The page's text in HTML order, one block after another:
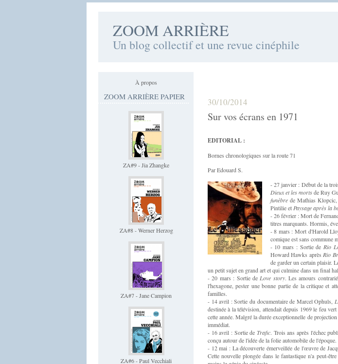
ZOOM ARRIÈRE
Un blog collectif et une revue cinéphile
À propos
ZOOM ARRIÈRE PAPIER
ZA#9 - Jia Zhangke
ZA#8 - Werner Herzog
ZA#7 - Jane Campion
ZA#6 - Paul Vecchiali
30/10/2014
Sur vos écrans en 1971
EDITORIAL :
Bornes chronologiques sur la route 71
Par Edouard S.
- 27 janvier : Début de la
Dieux et les mortsde Ruy
funèbrede Mathias Klopcic,
Pintilie et Paysage après la
- 26 février : Mort de
titres marquants. Hormis,
- 8 mars : Mort d'Harold
comique est sans commune
- 10 mars : Sortie de Rio
Howard Hawks après Rio
de garder un certain plaisir.
un petit sujet en grand art et qui culmine dans un final
- 20 mars : Sortie de Love story. Les amours
l'hexagone, pester une bonne partie de la critique et
familles.
- 14 avril : Sortie du documentaire de Marcel Ophuls,
destinée à la télévision, attendait depuis 1969 le feu
cette année. Malgré la durée exceptionnelle de
immédiat.
- 16 avril : Sortie de Trafic. Trois ans après l'échec
conçu autour de l'idée de la folie automobile de l'époque.
- 12 mai : La découverte émerveillée de l'œuvre de
Cette nouvelle plongée dans le fantastique n'a peut-